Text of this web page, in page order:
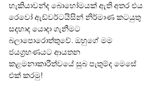
හැකියාවන්ද බොහෝමයක් ඇති අතර එය
රෙවෝ ඇඩ්වර්ටයිසින් නිර්මාණ කටයුතු
සදහාද යොදා ගැනීමට
බලාපොරොත්තුවේ. ඔහුගේ මම
ජයග්‍රහණයට ආයතන
කළමනාකාරීත්වයේ සුබ පැතුම්ද මෙසේ
එක් කරමු!